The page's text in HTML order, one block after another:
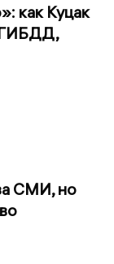
как Куцак
ГИБДД,
СМИ, но